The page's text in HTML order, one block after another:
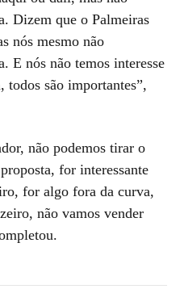
Dizem que o Palmeiras
nós mesmo não
E nós não temos interesse
são importantes”,
não podemos tirar o
for interessante
for algo fora da curva,
não vamos vender